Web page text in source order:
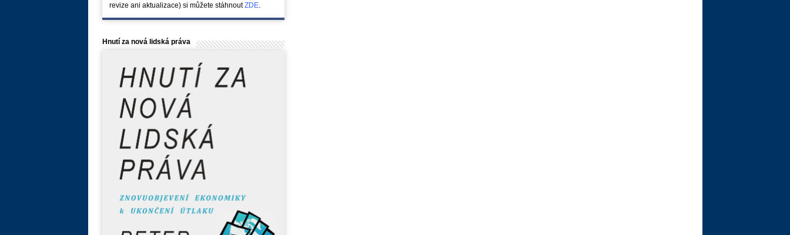
revize ani aktualizace) si můžete stáhnoutZDE.
Hnutí za nová lidská práva